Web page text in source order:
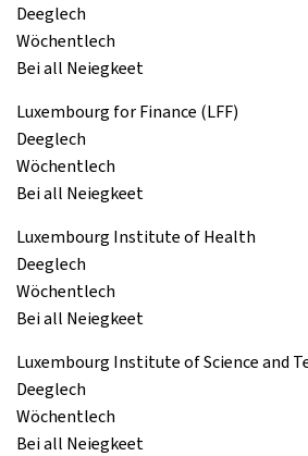
Deeglech
Wöchentlech
Bei all Neiegkeet
Luxembourg for Finance (LFF)
Deeglech
Wöchentlech
Bei all Neiegkeet
Luxembourg Institute of Health
Deeglech
Wöchentlech
Bei all Neiegkeet
Luxembourg Institute of Science and
Deeglech
Wöchentlech
Bei all Neiegkeet